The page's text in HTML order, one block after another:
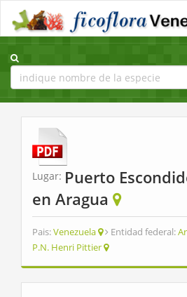
Lugar: Puerto
en Aragua
Pais:Venezuela Entidad federal:
P.N. Henri Pittier